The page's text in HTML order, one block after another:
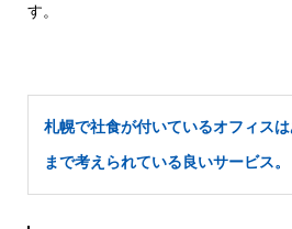
す。
札幌で社食が付いているオフィス
まで考えられている良いサービス。